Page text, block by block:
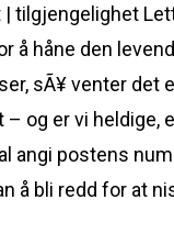
| tilgjengelighet
å håne den
sÃ¥ venter det
– og er vi heldige,
angi postens
å bli redd for at